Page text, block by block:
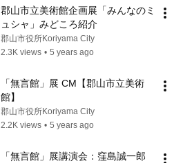
郡山市立美術館企画展「みんなのミ
ュシャ」みどころ紹介
郡山市役所Koriyama City
2.3K views • 5 years ago
「無言館」展 CM【郡山市立美術
館】
郡山市役所Koriyama City
2.2K views • 5 years ago
「無言館」展講演会：窪島誠一郎